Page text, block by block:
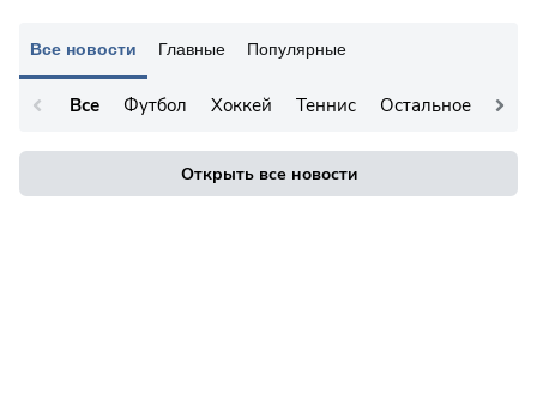
Все новости Главные Популярные
Все Футбол Хоккей Теннис Остальное
Открыть все новости